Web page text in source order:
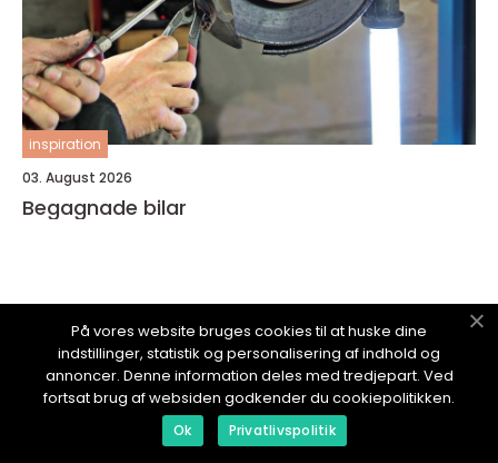
inspiration
03. August 2026
Begagnade bilar
SAGACIOUS.se
På vores website bruges cookies til at huske dine
indstillinger, statistik og personalisering af indhold og
annoncer. Denne information deles med tredjepart. Ved
fortsat brug af websiden godkender du cookiepolitikken.
Ok Privatlivspolitik